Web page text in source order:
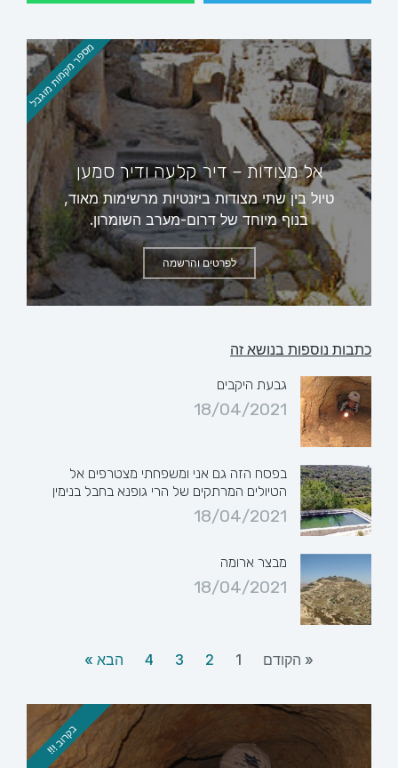
אל מצודות – דיר קלעה ודיר סמען
טיול בין שתי מצודות ביזנטיות מרשימות מאוד,
בנוף מיוחד של דרום-מערב השומרון.
לפרטים והרשמה
מספר מקמות מוגבל
כתבות נוספות בנושא זה
גבעת היקבים
18/04/2021
בפסח הזה גם אני ומשפחתי מצטרפים אל
הטיולים המרתקים של הרי גופנא בחבל בנימין
18/04/2021
מבצר ארומה
18/04/2021
« הקודם 1
2
3
4 הבא »
בקרוב !!!